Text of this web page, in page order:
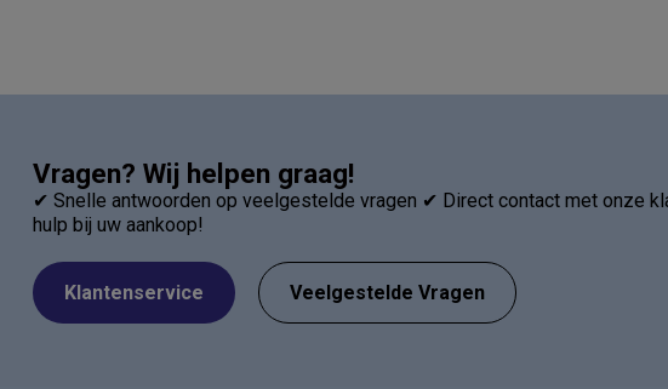
Vragen? Wij helpen graag!
✔ Snelle antwoorden op veelgestelde vragen ✔ Direct contact met onze
hulp bij uw aankoop!
Klantenservice Veelgestelde Vragen